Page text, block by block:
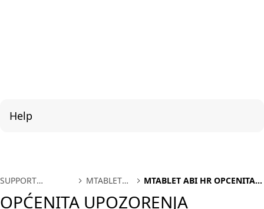
Help
SUPPORT
INTERNATIONAL
MTABLET
MTABLET ABI HR OPCENITA
OPĆENITA UPOZORENJA